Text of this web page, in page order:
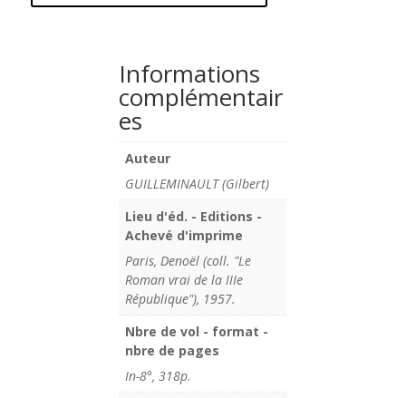
Informations
complémentair
es
Auteur
GUILLEMINAULT (Gilbert)
Lieu d'éd. - Editions -
Achevé d'imprime
Paris, Denoël (coll. "Le
Roman vrai de la IIIe
République"), 1957.
Nbre de vol - format -
nbre de pages
In-8°, 318p.